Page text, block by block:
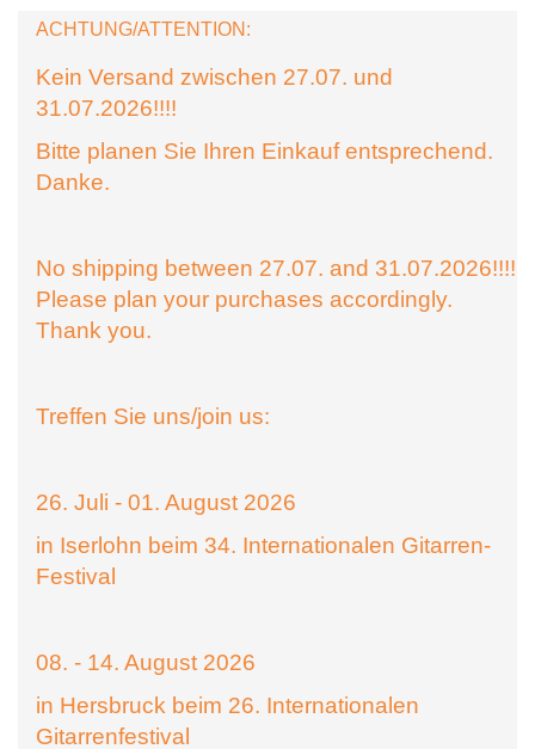
ACHTUNG/ATTENTION:
Kein Versand zwischen 27.07. und
31.07.2026!!!!
Bitte planen Sie Ihren Einkauf entsprechend.
Danke.
No shipping between 27.07. and 31.07.2026!!!!
Please plan your purchases accordingly.
Thank you.
Treffen Sie uns/join us:
26. Juli - 01. August 2026
in Iserlohn beim 34. Internationalen Gitarren-
Festival
08. - 14. August 2026
in Hersbruck beim 26. Internationalen
Gitarrenfestival